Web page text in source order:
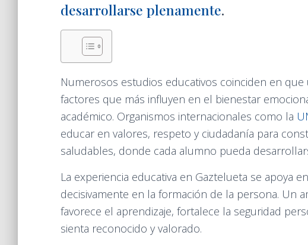
desarrollarse plenamente.
Numerosos estudios educativos coinciden en
factores que más influyen en el bienestar
académico. Organismos internacionales como la
educar en valores, respeto y ciudadanía para
saludables, donde cada alumno pueda
La experiencia educativa en Gaztelueta se apoya
decisivamente en la formación de la persona. Un
favorece el aprendizaje, fortalece la seguridad
sienta reconocido y valorado.